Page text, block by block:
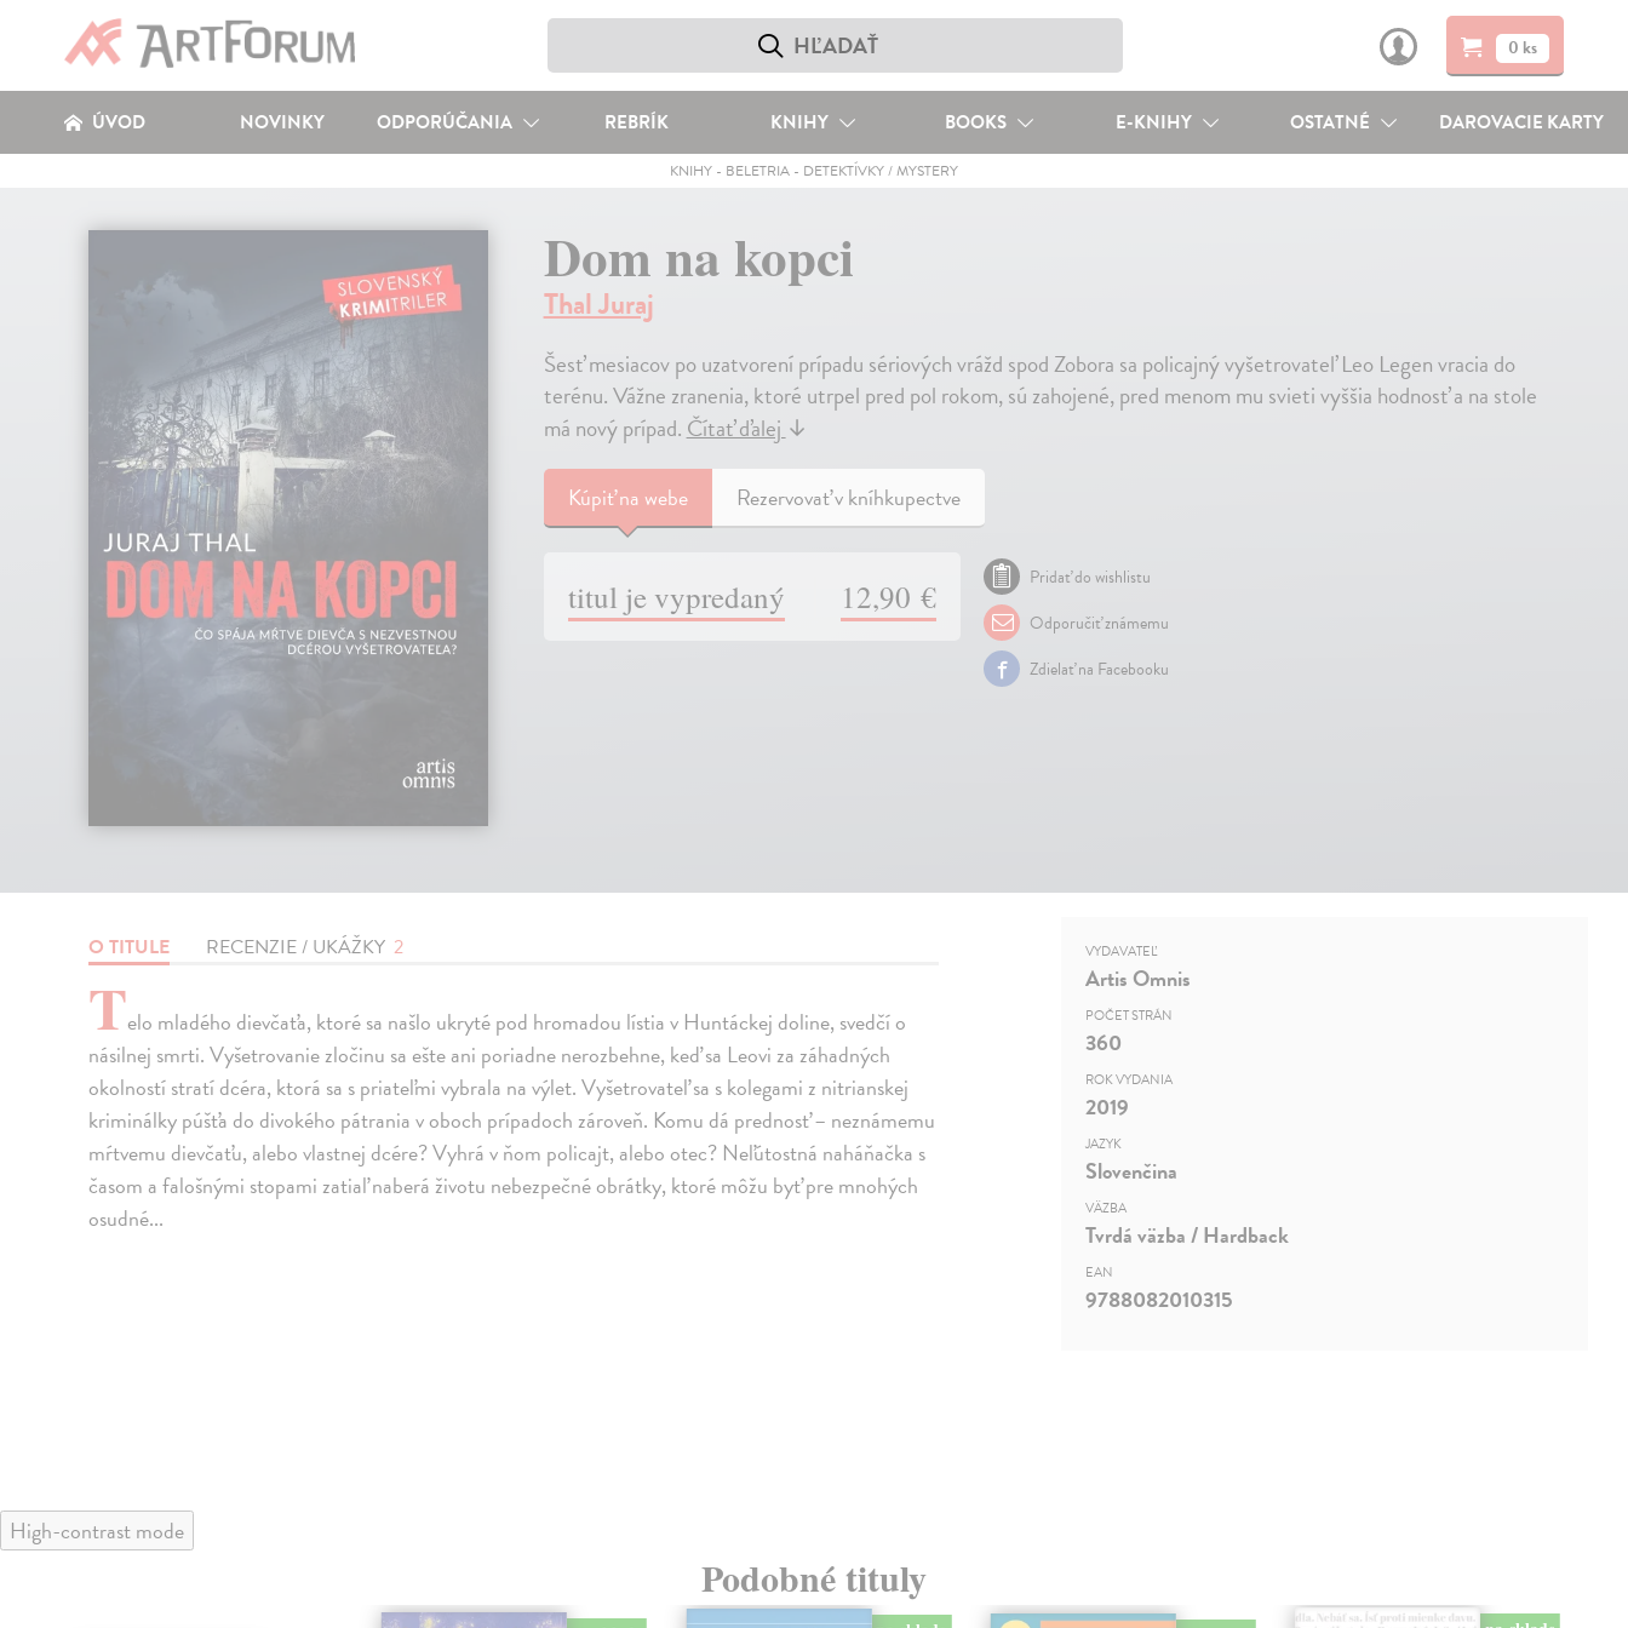
0 ks
ÚVOD NOVINKY ODPORÚČANIA REBRÍK KNIHY BOOKS E-KNIHY OSTATNÉ DAROVACIE KARTY
KNIHY- BELETRIA- DETEKTÍVKY / MYSTERY
Dom na kopci
Thal Juraj
Šesť mesiacov po uzatvorení prípadu sériových vrážd spod Zobora sa policajný vyšetrovateľ Leo Legen vracia do
terénu. Vážne zranenia, ktoré utrpel pred pol rokom, sú zahojené, pred menom mu svieti vyššia hodnosť a na stole
má nový prípad.Čítať ďalej↓
Kúpiťna webe Rezervovať v kníhkupectve
titul je vypredaný 12,90 €
Pridať do wishlistu
Odporučiť známemu
Zdielať na Facebooku
O TITULE RECENZIE / UKÁŽKY 2
Telo mladého dievčaťa, ktoré sa našlo ukryté pod hromadou lístia v Huntáckej doline, svedčí o
násilnej smrti. Vyšetrovanie zločinu sa ešte ani poriadne nerozbehne, keď sa Leovi za záhadných
okolností stratí dcéra, ktorá sa s priateľmi vybrala na výlet. Vyšetrovateľ sa s kolegami z nitrianskej
kriminálky púšťa do divokého pátrania v oboch prípadoch zároveň. Komu dá prednosť – neznámemu
mŕtvemu dievčaťu, alebo vlastnej dcére? Vyhrá v ňom policajt, alebo otec? Neľútostná naháňačka s
časom a falošnými stopami zatiaľ naberá životu nebezpečné obrátky, ktoré môžu byť pre mnohých
osudné...
VYDAVATEĽ
Artis Omnis
POČET STRÁN
360
ROK VYDANIA
2019
JAZYK
Slovenčina
VÄZBA
Tvrdá väzba / Hardback
EAN
9788082010315
High-contrast mode
Podobné tituly